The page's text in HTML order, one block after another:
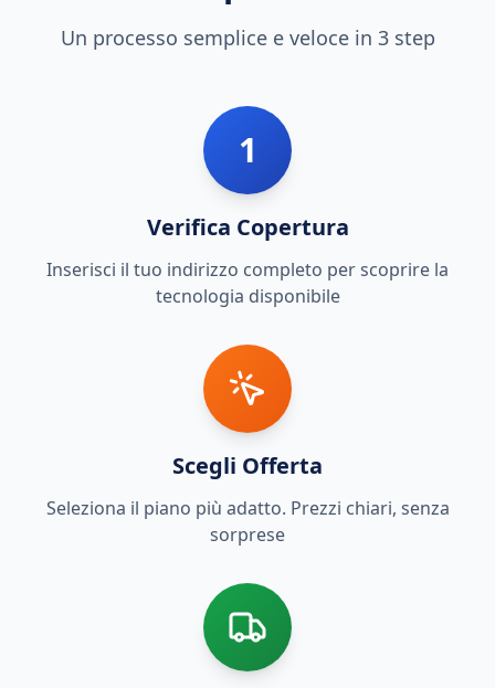
Un processo semplice e veloce in 3 step
1
Verifica Copertura
Inserisci il tuo indirizzo completo per scoprire la
tecnologia disponibile
Scegli Offerta
Seleziona il piano più adatto. Prezzi chiari, senza
sorprese